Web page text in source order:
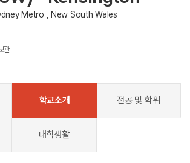
Metro , New South Wales
관
학교소개 전공 및 학위
대학생활